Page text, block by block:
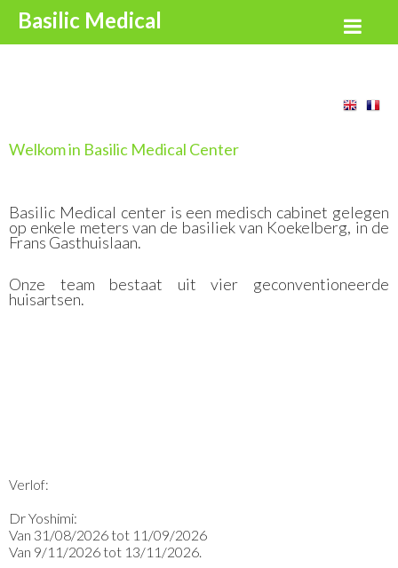
Basilic Medical
Welkom in Basilic Medical Center
Basilic Medical center is een medisch cabinet gelegen
op enkele meters van de basiliek van Koekelberg, in de
Frans Gasthuislaan.
Onze team bestaat uit vier geconventioneerde
huisartsen.
Verlof:
Dr Yoshimi:
Van 31/08/2026 tot 11/09/2026
Van 9/11/2026 tot 13/11/2026.